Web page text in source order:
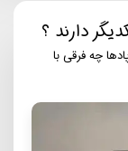
دارند ؟
چه فرقی با